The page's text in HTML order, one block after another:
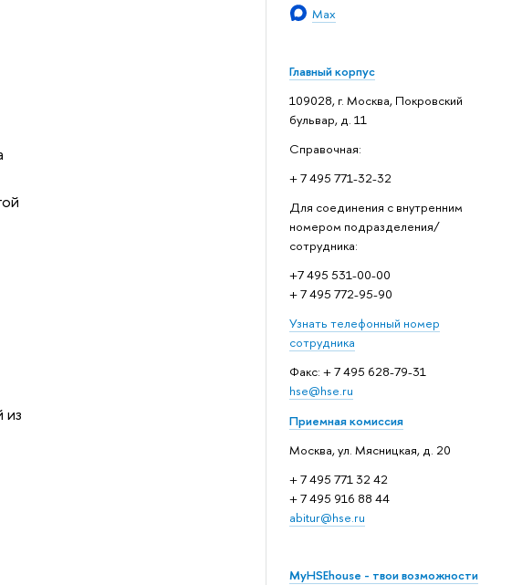
Max
Главный корпус
109028, г. Москва, Покровский
бульвар, д. 11
Справочная:
+ 7 495 771-32-32
Для соединения с внутренним
номером подразделения/
сотрудника:
+7 495 531-00-00
+ 7 495 772-95-90
Узнать телефонный номер
сотрудника
Факс: + 7 495 628-79-31
hse@hse.ru
Приемная комиссия
Москва, ул. Мясницкая, д. 20
+ 7 495 771 32 42
+ 7 495 916 88 44
abitur@hse.ru
MyHSEhouse - твои возможности
из